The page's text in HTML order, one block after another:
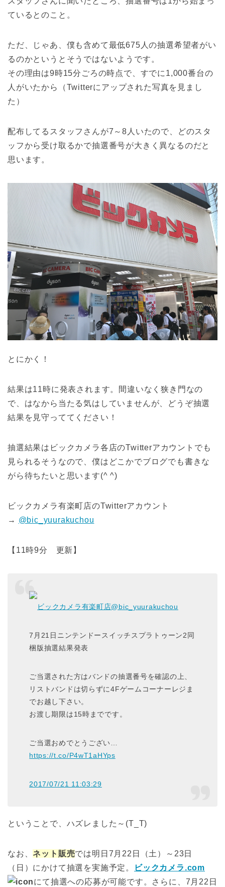
ているとのこと。
ただ、じゃあ、僕も含めて最低675人の抽選希望者がい
るのかというとそうではないようです。
その理由は9時15分ごろの時点で、すでに1,000番台の
人がいたから（Twitterにアップされた写真を見まし
た）
配布してるスタッフさんが7～8人いたので、どのスタ
ッフから受け取るかで抽選番号が大きく異なるのだと
思います。
とにかく！
結果は11時に発表されます。間違いなく狭き門なの
で、はなから当たる気はしていませんが、どうぞ抽選
結果を見守っててください！
抽選結果はビックカメラ各店のTwitterアカウントでも
見られるそうなので、僕はどこかでブログでも書きな
がら待ちたいと思います(^ ^)
ビックカメラ有楽町店のTwitterアカウント
→ @bic_yuurakuchou
【11時9分 更新】
ビックカメラ有楽町店@bic_yuurakuchou
7月21日ニンテンドースイッチスプラトゥーン2同
梱版抽選結果発表
ご当選された方はバンドの抽選番号を確認の上、
リストバンドは切らずに4Fゲームコーナーレジま
でお越し下さい。
お渡し期限は15時までです。
ご当選おめでとうござい…
https://t.co/P4wT1aHYps
2017/07/21 11:03:29
ということで、ハズレました～(T_T)
なお、ネット販売では明日7月22日（土）～23日
（日）にかけて抽選を実施予定。
ビックカメラ.com
にて抽選への応募が可能です。さらに、7月22日